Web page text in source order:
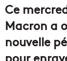
Ce
Macron a
nouvelle
pour